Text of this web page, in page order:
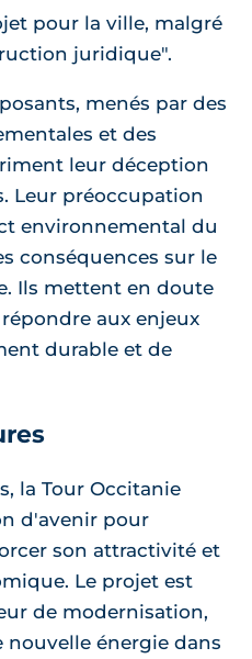
pour la ville, malgré
juridique".
menés par des
et des
leur déception
Leur préoccupation
environnemental du
conséquences sur le
Ils mettent en doute
aux enjeux
durable et de
la Tour Occitanie
d'avenir pour
son attractivité et
Le projet est
de modernisation,
énergie dans